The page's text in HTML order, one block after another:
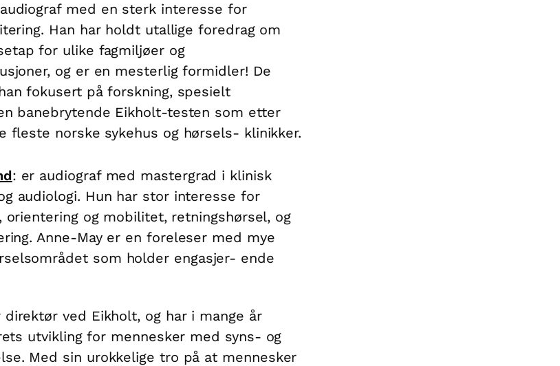
med en sterk interesse for
Han har holdt utallige foredrag om
for ulike fagmiljøer og
og er en mesterlig formidler! De
fokusert på forskning, spesielt
banebrytende Eikholt-testen som etter
fleste norske sykehus og hørsels- klinikker.
: er audiograf med mastergrad i klinisk
audiologi. Hun har stor interesse for
orientering og mobilitet, retningshørsel, og
Anne-May er en foreleser med mye
som holder engasjer- ende
direktør ved Eikholt, og har i mange år
utvikling for mennesker med syns- og
Med sin urokkelige tro på at mennesker